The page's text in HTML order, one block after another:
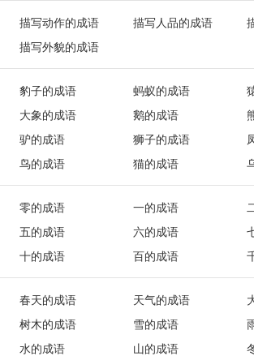
描写动作的成语 描写人品的成语
描写外貌的成语
豹子的成语 蚂蚁的成语
大象的成语 鹅的成语
驴的成语 狮子的成语
鸟的成语 猫的成语
零的成语 一的成语
五的成语 六的成语
十的成语 百的成语
春天的成语 天气的成语
树木的成语 雪的成语
水的成语 山的成语